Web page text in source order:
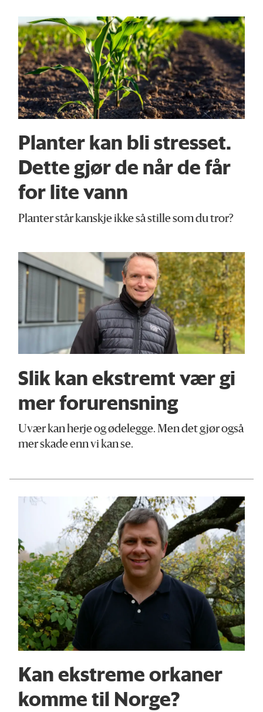
Planter kan bli stresset.
Dette gjør de når de får
for lite vann
Planter står kanskje ikke så stille som du tror?
Slik kan ekstremt vær gi
mer forurensning
Uvær kan herje og ødelegge. Men det gjør også
mer skade enn vi kan se.
Kan ekstreme orkaner
komme til Norge?